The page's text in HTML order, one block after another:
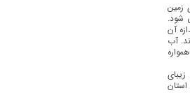
زمین
شود.
آن
آب